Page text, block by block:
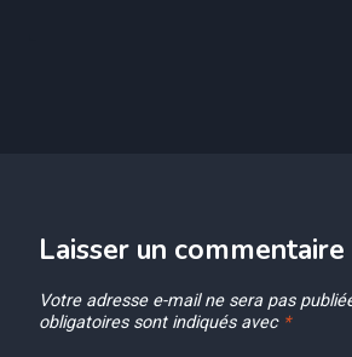
Laisser un commentaire
Votre adresse e-mail ne sera pas
obligatoires sont indiqués avec *